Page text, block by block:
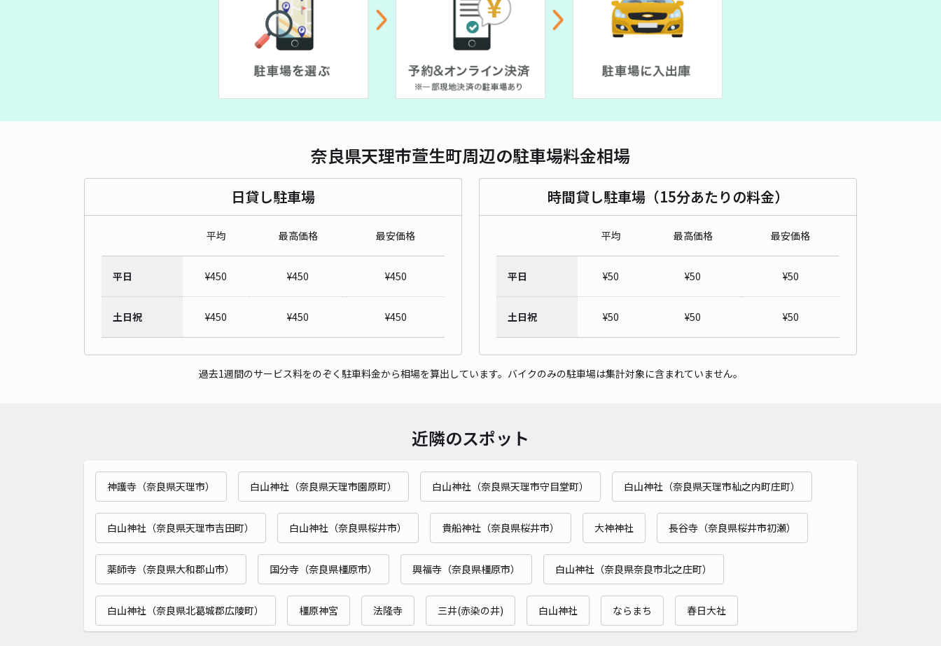
奈良県天理市萱生町周辺の駐車場料金相場
日貸し駐車場
平均 最高価格 最安価格
平日 ¥450 ¥450 ¥450
土日祝 ¥450 ¥450 ¥450
時間貸し駐車場（15分あたりの料金）
平均 最高価格 最安価格
平日 ¥50 ¥50 ¥50
土日祝 ¥50 ¥50 ¥50
過去1週間のサービス料をのぞく駐車料金から相場を算出しています。バイクのみの駐車場は集計対象に含まれていません。
近隣のスポット
神護寺（奈良県天理市） 白山神社（奈良県天理市園原町） 白山神社（奈良県天理市守目堂町） 白山神社（奈良県天理市杣之内町庄町）
白山神社（奈良県天理市吉田町） 白山神社（奈良県桜井市） 貴船神社（奈良県桜井市） 大神神社 長谷寺（奈良県桜井市初瀬）
薬師寺（奈良県大和郡山市） 国分寺（奈良県橿原市） 興福寺（奈良県橿原市） 白山神社（奈良県奈良市北之庄町）
白山神社（奈良県北葛城郡広陵町） 橿原神宮 法隆寺 三井(赤染の井) 白山神社 ならまち 春日大社